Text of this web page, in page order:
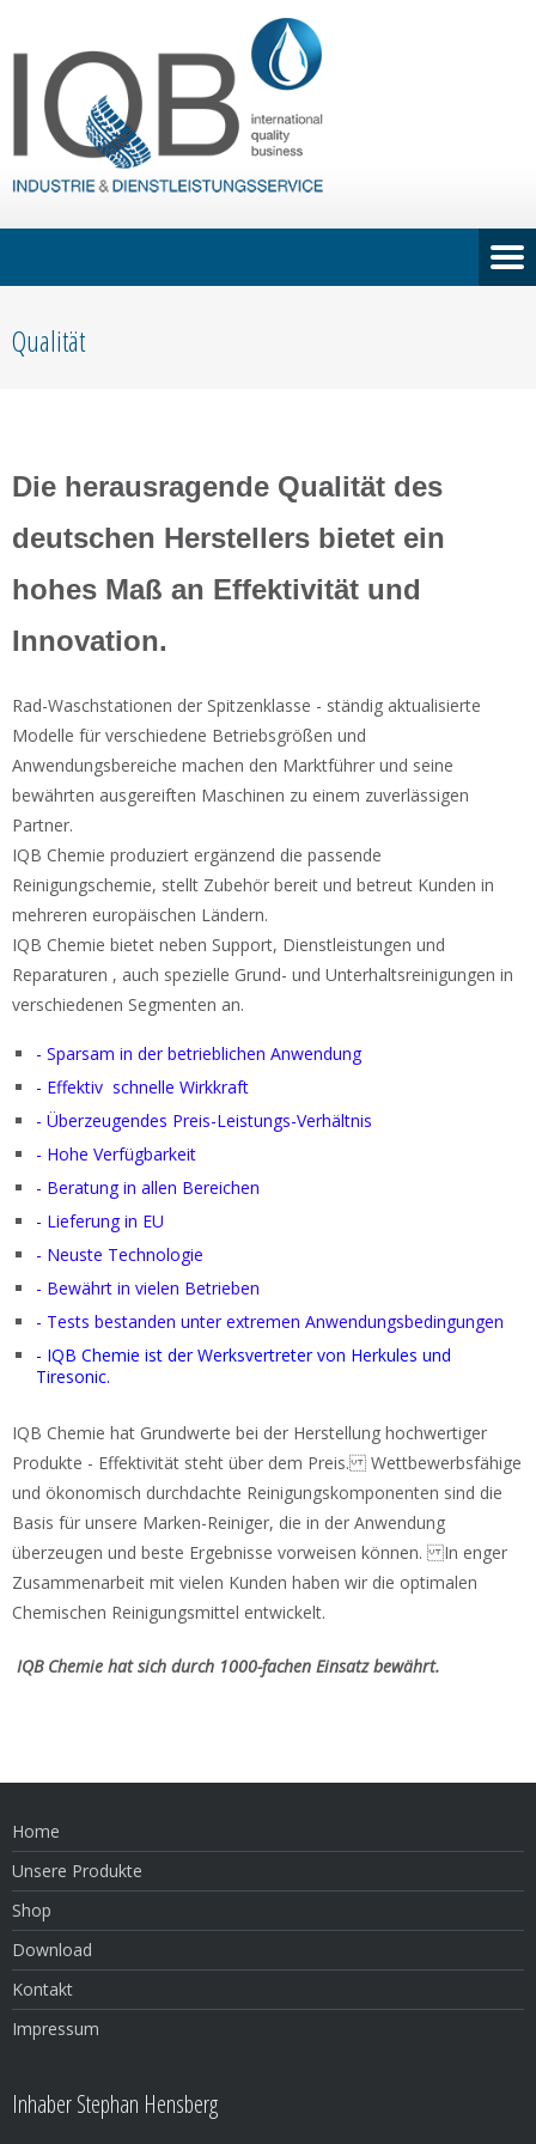
Qualität
Die herausragende Qualität des
deutschen Herstellers bietet ein
hohes Maß an Effektivität und
Innovation.
Rad-Waschstationen der Spitzenklasse - ständig aktualisierte
Modelle für verschiedene Betriebsgrößen und
Anwendungsbereiche machen den Marktführer und seine
bewährten ausgereiften Maschinen zu einem zuverlässigen
Partner.
IQB Chemie produziert ergänzend die passende
Reinigungschemie, stellt Zubehör bereit und betreut Kunden in
mehreren europäischen Ländern.
IQB Chemie bietet neben Support, Dienstleistungen und
Reparaturen , auch spezielle Grund- und Unterhaltsreinigungen in
verschiedenen Segmenten an.
- Sparsam in der betrieblichen Anwendung
- Effektiv schnelle Wirkkraft
- Überzeugendes Preis-Leistungs-Verhältnis
- Hohe Verfügbarkeit
- Beratung in allen Bereichen
- Lieferung in EU
- Neuste Technologie
- Bewährt in vielen Betrieben
- Tests bestanden unter extremen Anwendungsbedingungen
- IQB Chemie ist der Werksvertreter von Herkules und
Tiresonic.
IQB Chemie hat Grundwerte bei der Herstellung hochwertiger
Produkte - Effektivität steht über dem Preis. Wettbewerbsfähige
und ökonomisch durchdachte Reinigungskomponenten sind die
Basis für unsere Marken-Reiniger, die in der Anwendung
überzeugen und beste Ergebnisse vorweisen können. In enger
Zusammenarbeit mit vielen Kunden haben wir die optimalen
Chemischen Reinigungsmittel entwickelt.
IQB Chemie hat sich durch 1000-fachen Einsatz bewährt.
Home
Unsere Produkte
Shop
Download
Kontakt
Impressum
Inhaber Stephan Hensberg